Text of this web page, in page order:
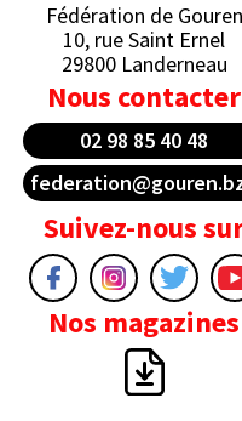
Fédération de Gouren
10, rue Saint Ernel
29800 Landerneau
Nous contacter
02 98 85 40 48
Suivez-nous
Nos magazines